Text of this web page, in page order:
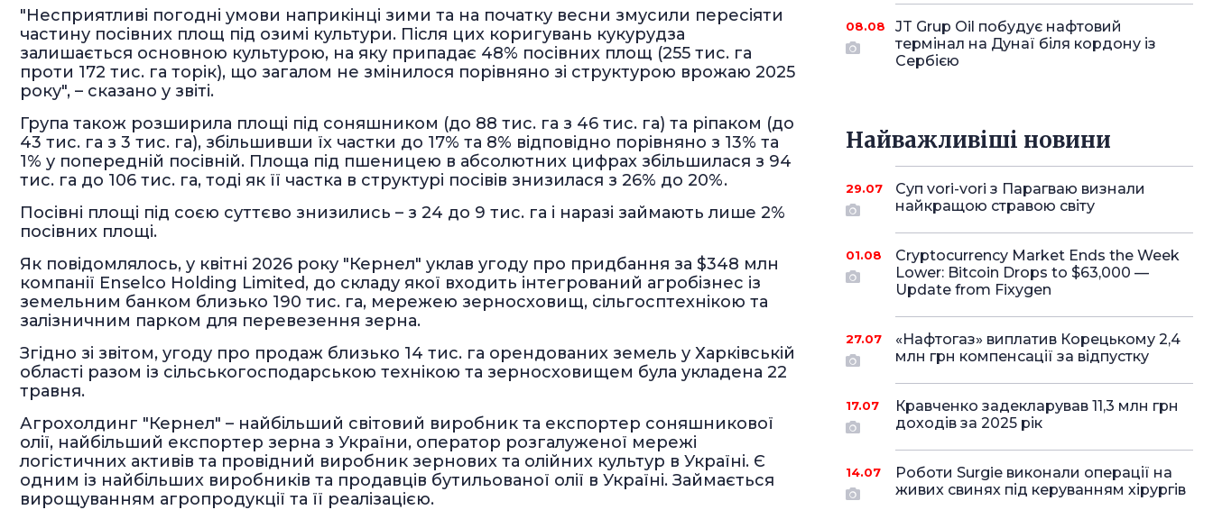
"Несприятливі погодні умови наприкінці зими та на початку весни змусили пересіяти
частину посівних площ під озимі культури. Після цих коригувань кукурудза
залишається основною культурою, на яку припадає 48% посівних площ (255 тис. га
проти 172 тис. га торік), що загалом не змінилося порівняно зі структурою врожаю 2025
року", – сказано у звіті.
Група також розширила площі під соняшником (до 88 тис. га з 46 тис. га) та ріпаком (до
43 тис. га з 3 тис. га), збільшивши їх частки до 17% та 8% відповідно порівняно з 13% та
1% у попередній посівній. Площа під пшеницею в абсолютних цифрах збільшилася з 94
тис. га до 106 тис. га, тоді як її частка в структурі посівів знизилася з 26% до 20%.
Посівні площі під соєю суттєво знизились – з 24 до 9 тис. га і наразі займають лише 2%
посівних площі.
Як повідомлялось, у квітні 2026 року "Кернел" уклав угоду про придбання за $348 млн
компанії Enselco Holding Limited, до складу якої входить інтегрований агробізнес із
земельним банком близько 190 тис. га, мережею зерносховищ, сільгосптехнікою та
залізничним парком для перевезення зерна.
Згідно зі звітом, угоду про продаж близько 14 тис. га орендованих земель у Харківській
області разом із сільськогосподарською технікою та зерносховищем була укладена 22
травня.
Агрохолдинг "Кернел" – найбільший світовий виробник та експортер соняшникової
олії, найбільший експортер зерна з України, оператор розгалуженої мережі
логістичних активів та провідний виробник зернових та олійних культур в Україні. Є
одним із найбільших виробників та продавців бутильованої олії в Україні. Займається
вирощуванням агропродукції та її реалізацією.
08.08
JT Grup Oil побудує нафтовий
термінал на Дунаї біля кордону із
Сербією
Найважливіші новини
29.07
Суп vori-vori з Парагваю визнали
найкращою стравою світу
01.08
Cryptocurrency Market Ends the Week
Lower: Bitcoin Drops to $63,000 —
Update from Fixygen
27.07
«Нафтогаз» виплатив Корецькому 2,4
млн грн компенсації за відпустку
17.07
Кравченко задекларував 11,3 млн грн
доходів за 2025 рік
14.07
Роботи Surgie виконали операції на
живих свинях під керуванням хірургів